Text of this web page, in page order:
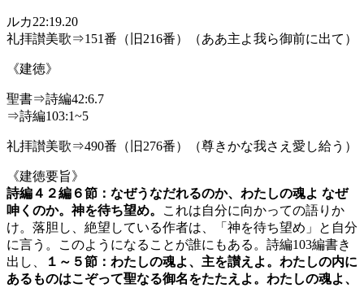
ルカ22:19.20
礼拝讃美歌⇒151番（旧216番）（ああ主よ我ら御前に出て）
《建徳》
聖書⇒詩編42:6.7
⇒詩編103:1~5
礼拝讃美歌⇒490番（旧276番）（尊きかな我さえ愛し給う）
《建徳要旨》
詩編４２編６節：なぜうなだれるのか、わたしの魂よ なぜ
呻くのか。神を待ち望め。
これは自分に向かっての語りか
け。落胆し、絶望している作者は、「神を待ち望め」と自分
に言う。このようになることが誰にもある。詩編103編書き
出し、
１～５節：わたしの魂よ、主を讃えよ。わたしの内に
あるものはこぞって聖なる御名をたたえよ。わたしの魂よ、